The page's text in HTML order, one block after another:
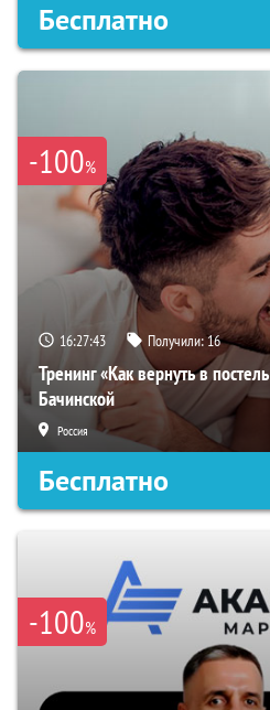
Бесплатно
-100%
16:27:42 Получили:16
Тренинг «Как вернуть в
Бачинской
Россия
Бесплатно
-100%